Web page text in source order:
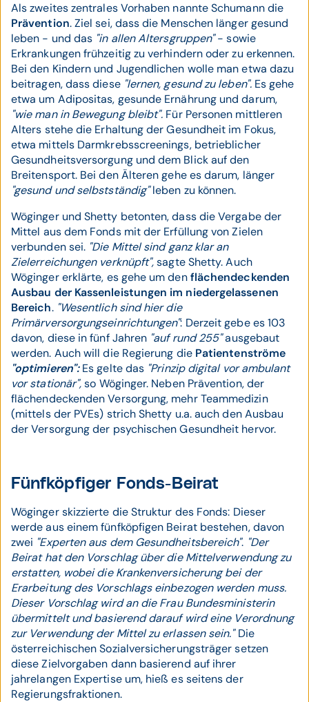
Als zweites zentrales Vorhaben nannte Schumann die
Prävention. Ziel sei, dass die Menschen länger gesund
leben - und das "in allen Altersgruppen"- sowie
Erkrankungen frühzeitig zu verhindern oder zu erkennen.
Bei den Kindern und Jugendlichen wolle man etwa dazu
beitragen, dass diese"lernen, gesund zu leben". Es gehe
etwa um Adipositas, gesunde Ernährung und darum,
"wie man in Bewegung bleibt". Für Personen mittleren
Alters stehe die Erhaltung der Gesundheit im Fokus,
etwa mittels Darmkrebsscreenings, betrieblicher
Gesundheitsversorgung und dem Blick auf den
Breitensport. Bei den Älteren gehe es darum, länger
"gesund und selbstständig"leben zu können.
Wöginger und Shetty betonten, dass die Vergabe der
Mittel aus dem Fonds mit der Erfüllung von Zielen
verbunden sei. "Die Mittel sind ganz klar an
Zielerreichungen verknüpft",sagte Shetty. Auch
Wöginger erklärte, es gehe um denflächendeckenden
Ausbau der Kassenleistungen im niedergelassenen
Bereich. "Wesentlich sind hier die
Primärversorgungseinrichtungen": Derzeit gebe es 103
davon, diese in fünf Jahren "auf rund 255"ausgebaut
werden. Auch will die Regierung die Patientenströme
"optimieren": Es gelte das "Prinzip digital vor ambulant
vor stationär",so Wöginger. Neben Prävention, der
flächendeckenden Versorgung, mehr Teammedizin
(mittels der PVEs) strich Shetty u.a. auch den Ausbau
der Versorgung der psychischen Gesundheit hervor.
Fünfköpfiger Fonds-Beirat
Wöginger skizzierte die Struktur des Fonds: Dieser
werde aus einem fünfköpfigen Beirat bestehen, davon
zwei "Experten aus dem Gesundheitsbereich". "Der
Beirat hat den Vorschlag über die Mittelverwendung zu
erstatten, wobei die Krankenversicherung bei der
Erarbeitung des Vorschlags einbezogen werden muss.
Dieser Vorschlag wird an die Frau Bundesministerin
übermittelt und basierend darauf wird eine Verordnung
zur Verwendung der Mittel zu erlassen sein."Die
österreichischen Sozialversicherungsträger setzen
diese Zielvorgaben dann basierend auf ihrer
jahrelangen Expertise um, hieß es seitens der
Regierungsfraktionen.